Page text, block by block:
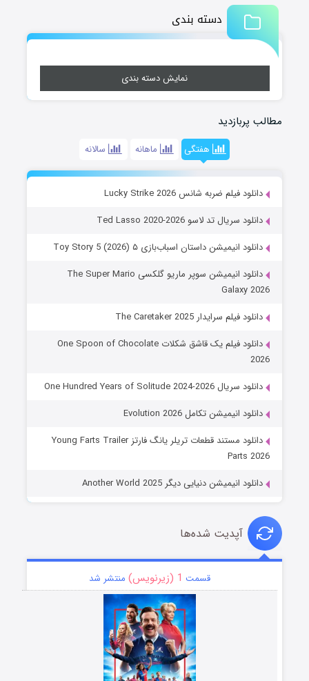
دسته بندی
نمایش دسته بندی
مطالب پربازدید
هفتگی ماهانه سالانه
دانلود فیلم ضربه شانس Lucky Strike 2026
دانلود سریال تد لاسو Ted Lasso 2020-2026
دانلود انیمیشن داستان اسباب‌بازی ۵ Toy Story 5 (2026)
دانلود انیمیشن سوپر ماریو گلکسی The Super Mario
Galaxy 2026
دانلود فیلم سرایدار The Caretaker 2025
دانلود فیلم یک قاشق شکلات One Spoon of Chocolate
2026
دانلود سریال One Hundred Years of Solitude 2024-2026
دانلود انیمیشن تکامل Evolution 2026
دانلود مستند قطعات تریلر یانگ فارتز Young Farts Trailer
Parts 2026
دانلود انیمیشن دنیایی دیگر Another World 2025
آپدیت شده‌ها
قسمت 1 (زیرنویس) منتشر شد